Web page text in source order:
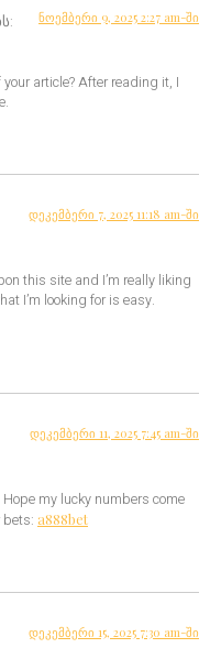
ნოემბერი 9, 2025 2:27 am-ში
article? After reading it, I
დეკემბერი 7, 2025 11:18 am-ში
this site and I’m really liking
I’m looking for is easy.
დეკემბერი 11, 2025 7:45 am-ში
my lucky numbers come
bets: a888bet
დეკემბერი 15, 2025 7:30 am-ში